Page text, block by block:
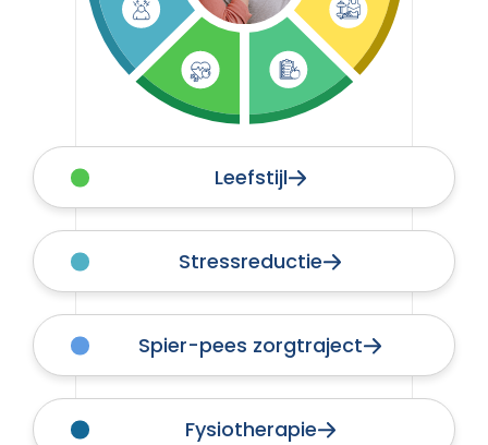
Leefstijl
Stressreductie
Spier-pees zorgtraject
Fysiotherapie